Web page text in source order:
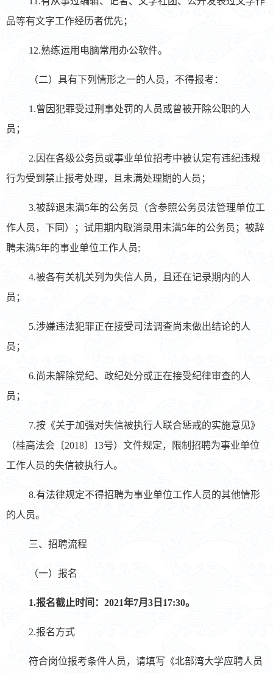
品等有文字工作经历者优先；
12.熟练运用电脑常用办公软件。
（二）具有下列情形之一的人员，不得报考：
1.曾因犯罪受过刑事处罚的人员或曾被开除公职的人
员；
2.因在各级公务员或事业单位招考中被认定有违纪违规
行为受到禁止报考处理，且未满处理期的人员；
3.被辞退未满5年的公务员（含参照公务员法管理单位工
作人员，下同）；试用期内取消录用未满5年的公务员；被辞
聘未满5年的事业单位工作人员;
4.被各有关机关列为失信人员，且还在记录期内的人
员；
5.涉嫌违法犯罪正在接受司法调查尚未做出结论的人
员；
6.尚未解除党纪、政纪处分或正在接受纪律审查的人
员；
7.按《关于加强对失信被执行人联合惩戒的实施意见》
（桂高法会〔2018〕13号）文件规定，限制招聘为事业单位
工作人员的失信被执行人。
8.有法律规定不得招聘为事业单位工作人员的其他情形
的人员。
三、招聘流程
（一）报名
1.报名截止时间：2021年7月3日17:30。
2.报名方式
符合岗位报考条件人员，请填写《北部湾大学应聘人员